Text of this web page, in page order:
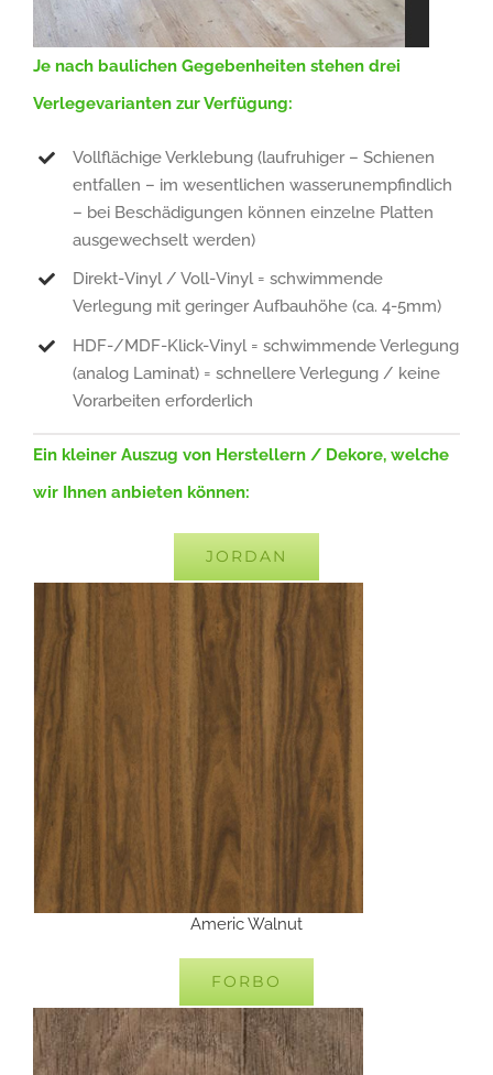
Je nach baulichen Gegebenheiten stehen drei
Verlegevarianten zur Verfügung:
Vollflächige Verklebung (laufruhiger – Schienen
entfallen – im wesentlichen wasserunempfindlich
– bei Beschädigungen können einzelne Platten
ausgewechselt werden)
Direkt-Vinyl / Voll-Vinyl = schwimmende
Verlegung mit geringer Aufbauhöhe (ca. 4-5mm)
HDF-/MDF-Klick-Vinyl = schwimmende Verlegung
(analog Laminat) = schnellere Verlegung / keine
Vorarbeiten erforderlich
Ein kleiner Auszug von Herstellern / Dekore, welche
wir Ihnen anbieten können:
JORDAN
Americ Walnut
FORBO